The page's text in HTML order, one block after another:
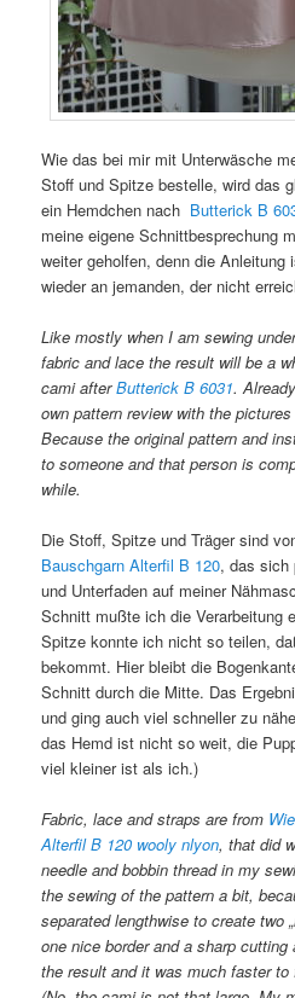
Wie das bei mir mit Unterwäsche
Stoff und Spitze bestelle, wird das
ein Hemdchen nach Butterick B
meine eigene Schnittbesprechung
weiter geholfen, denn die Anleitung
wieder an jemanden, der nicht
Like mostly when I am sewing
fabric and lace the result will be a
cami afterButterick B 6031.
own pattern review with the
Because the original pattern and
to someone and that person is
while.
Die Stoff, Spitze und Träger sind
Bauschgarn Alterfil B 120, das sich
und Unterfaden auf meiner
Schnitt mußte ich die Verarbeitung
Spitze konnte ich nicht so teilen,
bekommt. Hier bleibt die
Schnitt durch die Mitte. Das
und ging auch viel schneller zu
das Hemd ist nicht so weit, die
viel kleiner ist als ich.)
Fabric, lace and straps are from
Alterfil B 120 wooly nlyon, that did
needle and bobbin thread in my
the sewing of the pattern a bit,
separated lengthwise to create two
one nice border and a sharp
the result and it was much faster